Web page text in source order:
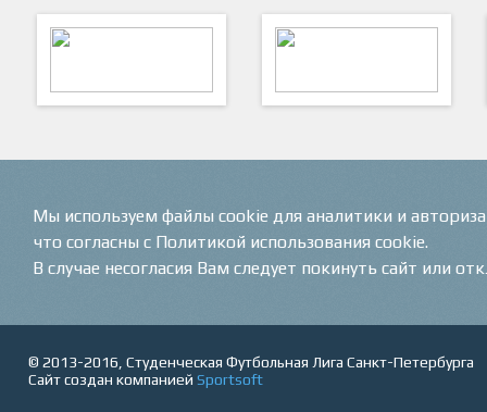
© 2013-2016, Студенческая Футбольная Лига Санкт-Петербурга
Сайт создан компанией Sportsoft
Мы используем файлы cookie для аналитики и
что согласны с Политикой использования cookie.
В случае несогласия Вам следует покинуть сайт или